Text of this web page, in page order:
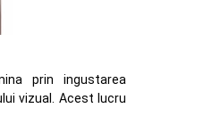
prin ingustarea
vizual. Acest lucru